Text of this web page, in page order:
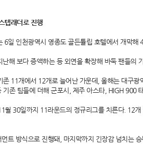
텝래더로 진행
일 인천광역시 영종도 골든튤립 호텔에서 개막해
해 보다 증액하는 등 외연을 확장해 바둑 팬들의
11개에서 12개로 늘어난 가운데, 올해는 대구
존 팀들에 더해 군포시, 제주 아스타, HIGH 900
월 30일까지 11라운드의 정규리그를 치른다. 12
트 방식으로 진행돼, 마지막까지 긴장감 넘치는 승